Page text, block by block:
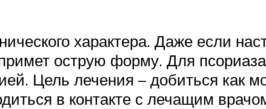
характера. Даже если
острую форму. Для
Цель лечения – добиться как
в контакте с лечащим